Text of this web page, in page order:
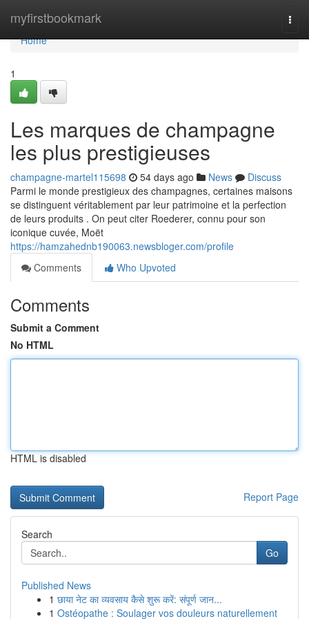
myfirstbookmark
Home
Home
1
Les marques de champagne
les plus prestigieuses
champagne-martel115698 54 days ago News
Discuss
Parmi le monde prestigieux des champagnes, certaines maisons
se distinguent véritablement par leur patrimoine et la perfection
de leurs produits . On peut citer Roederer, connu pour son
iconique cuvée, Moët
https://hamzahednb190063.newsbloger.com/profile
Comments
Who Upvoted
Comments
Submit a Comment
No HTML
HTML is disabled
Report Page
Search
Go
Published News
1 छाया नेट का व्यवसाय कैसे शुरू करें: संपूर्ण जान...
1 Ostéopathe : Soulager vos douleurs naturellement